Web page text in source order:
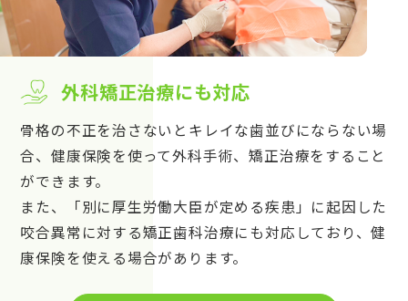
外科矯正治療にも対応
骨格の不正を治さないとキレイな歯並びにならない場
合、健康保険を使って外科手術、矯正治療をすること
ができます。
また、「別に厚生労働大臣が定める疾患」に起因した
咬合異常に対する矯正歯科治療にも対応しており、健
康保険を使える場合があります。